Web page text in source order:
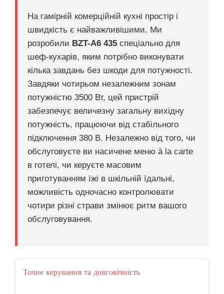
На гамірній комерційній кухні простір і
швидкість є найважливішими. Ми
розробили BZT-A6 435 спеціально для
шеф-кухарів, яким потрібно виконувати
кілька завдань без шкоди для потужності.
Завдяки чотирьом незалежним зонам
потужністю 3500 Вт, цей пристрій
забезпечує величезну загальну вихідну
потужність, працюючи від стабільного
підключення 380 В. Незалежно від того, чи
обслуговуєте ви насичене меню à la carte
в готелі, чи керуєте масовим
приготуванням їжі в шкільній їдальні,
можливість одночасно контролювати
чотири різні страви змінює ритм вашого
обслуговування.
Точне керування та довговічність